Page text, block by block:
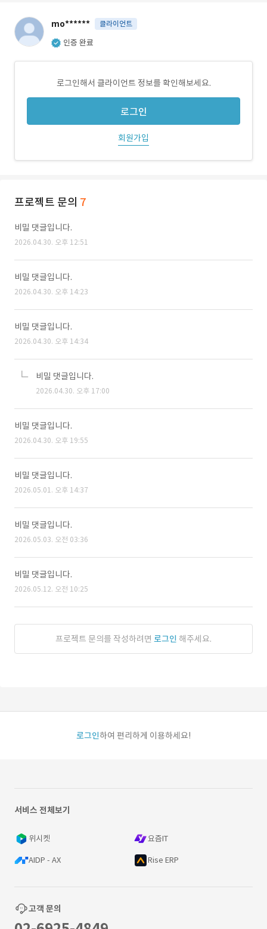
mo****** 클라이언트
인증 완료
로그인해서 클라이언트 정보를 확인해보세요.
로그인
회원가입
프로젝트 문의 7
비밀 댓글입니다.
2026.04.30. 오후 12:51
비밀 댓글입니다.
2026.04.30. 오후 14:23
비밀 댓글입니다.
2026.04.30. 오후 14:34
비밀 댓글입니다.
2026.04.30. 오후 17:00
비밀 댓글입니다.
2026.04.30. 오후 19:55
비밀 댓글입니다.
2026.05.01. 오후 14:37
비밀 댓글입니다.
2026.05.03. 오전 03:36
비밀 댓글입니다.
2026.05.12. 오전 10:25
프로젝트 문의를 작성하려면 로그인 해주세요.
로그인하여 편리하게 이용하세요!
서비스 전체보기
위시켓 요즘IT
AIDP - AX Rise ERP
고객 문의